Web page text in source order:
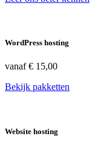
WordPress hosting
vanaf€ 15,00
Bekijk pakketten
Website hosting